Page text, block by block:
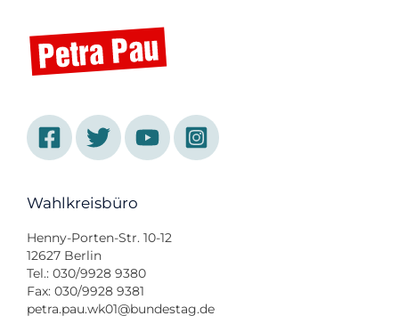
Wahlkreisbüro
Henny-Porten-Str. 10-12
12627 Berlin
Tel.: 030/9928 9380
Fax: 030/9928 9381
petra.pau.wk01@bundestag.de